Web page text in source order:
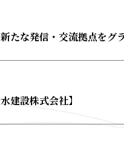
たな発信・交流拠点をグ
建設株式会社】